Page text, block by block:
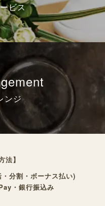
ビス
ンジ
法】
分割・ボーナス払い)
・銀行振込み